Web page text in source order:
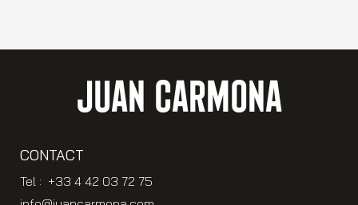
JUAN CARMONA
CONTACT
Tel : +33 4 42 03 72 75